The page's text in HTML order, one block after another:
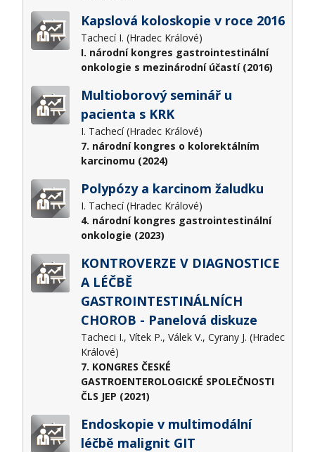
Kapslová koloskopie v roce 2016
Tachecí I. (Hradec Králové)
I. národní kongres gastrointestinální
onkologie s mezinárodní účastí (2016)
Multioborový seminář u
pacienta s KRK
I. Tachecí (Hradec Králové)
7. národní kongres o kolorektálním
karcinomu (2024)
Polypózy a karcinom žaludku
I. Tachecí (Hradec Králové)
4. národní kongres gastrointestinální
onkologie (2023)
KONTROVERZE V DIAGNOSTICE
A LÉČBĚ
GASTROINTESTINÁLNÍCH
CHOROB - Panelová diskuze
Tacheci I., Vítek P., Válek V., Cyrany J. (Hradec
Králové)
7. KONGRES ČESKÉ
GASTROENTEROLOGICKÉ SPOLEČNOSTI
ČLS JEP (2021)
Endoskopie v multimodální
léčbě malignit GIT